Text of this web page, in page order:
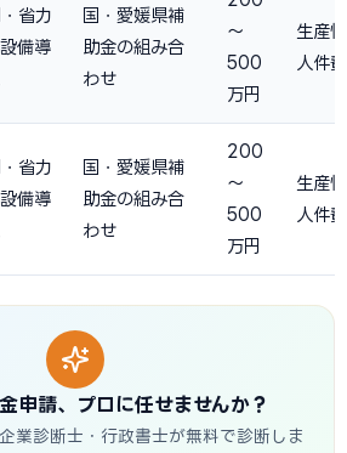
省力
備導
国・愛媛県補
助金の組み合
わせ
〜
500
万円
生産
人件
省力
備導
国・愛媛県補
助金の組み合
わせ
200
〜
500
万円
生産
人件
申請、プロに任せませんか？
業診断士・行政書士が無料で診断しま